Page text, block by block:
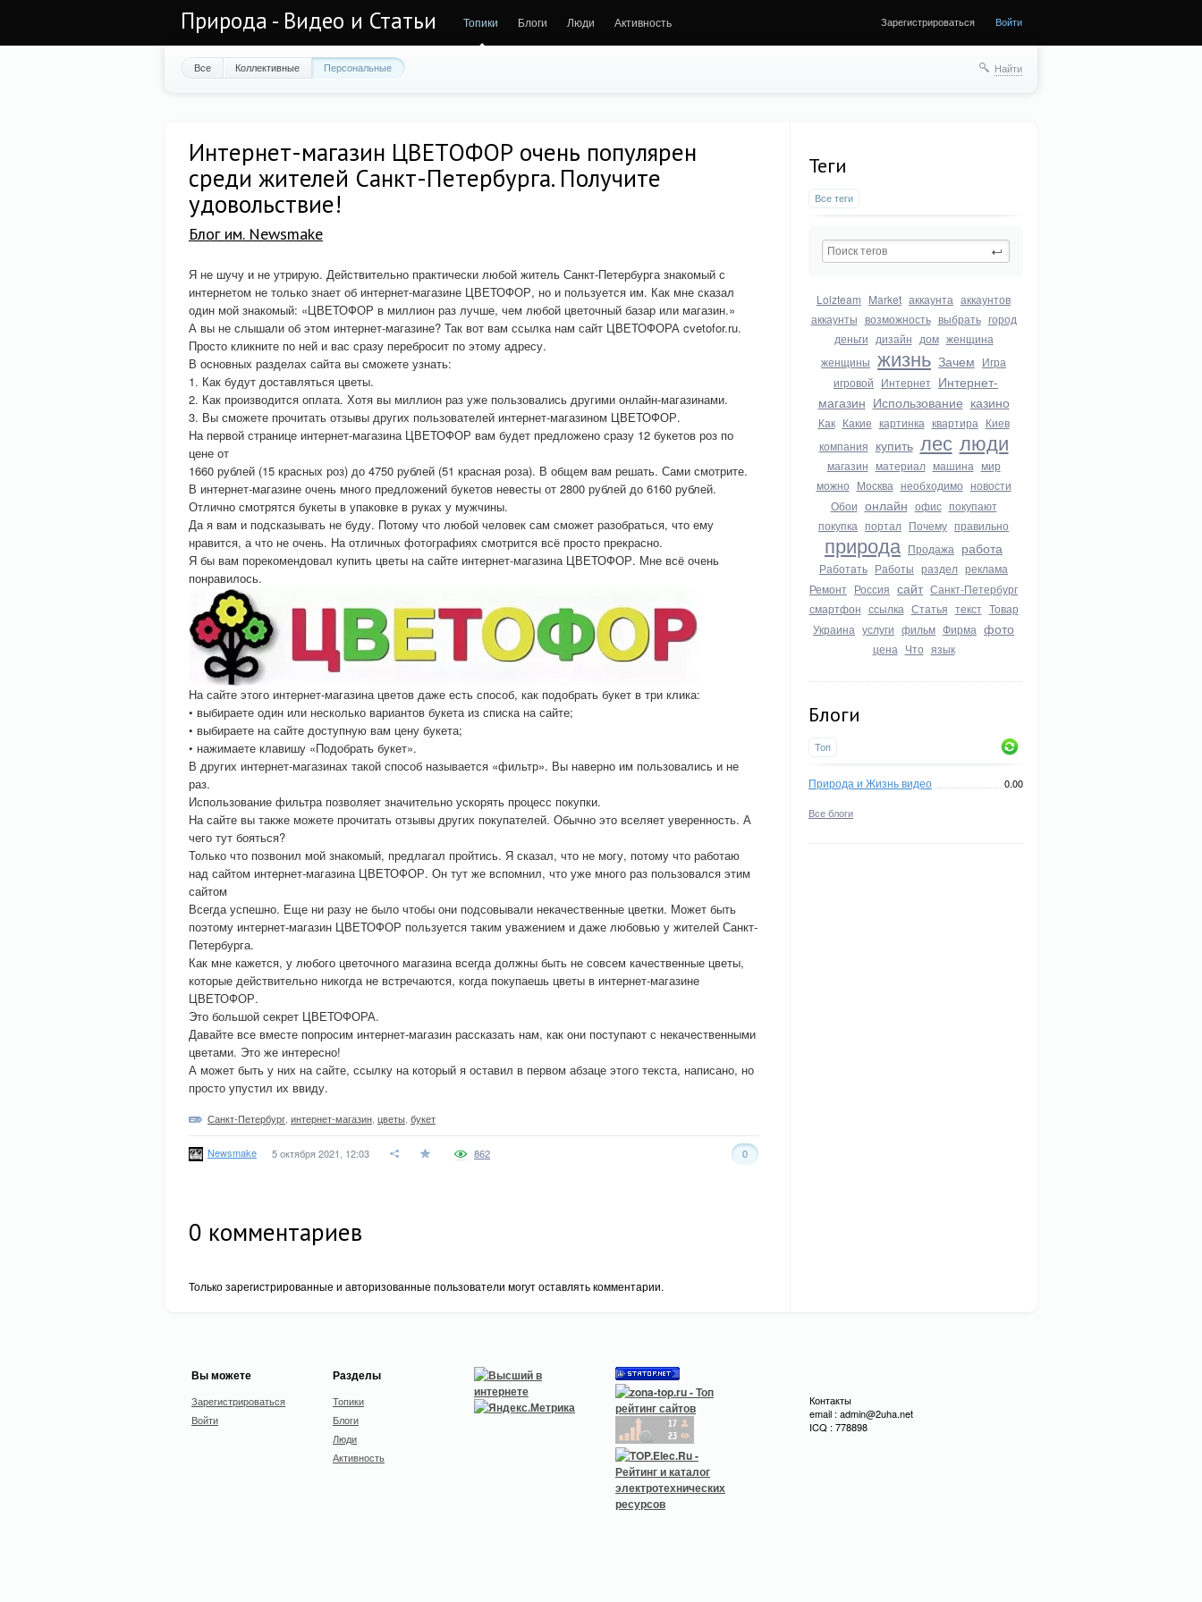
Природа - Видео и Статьи Топики Блоги Люди Активность Зарегистрироваться Войти
Все Коллективные Персональные Найти
Теги
Все теги
Lolzteam Market аккаунта аккаунтов
аккаунты возможность выбрать город
деньги дизайн дом женщина
женщины жизнь Зачем Игра
игровой Интернет Интернет-
магазин Использование казино
Как Какие картинка квартира Киев
компания купить лес люди
магазин материал машина мир
можно Москва необходимо новости
Обои онлайн офис покупают
покупка портал Почему правильно
природа Продажа работа
Работать Работы раздел реклама
Ремонт Россия сайт Санкт-Петербург
смартфон ссылка Статья текст Товар
Украина услуги фильм Фирма фото
цена Что язык
Блоги
Топ
Природа и Жизнь видео 0.00
Все блоги
Интернет-магазин ЦВЕТОФОР очень популярен
среди жителей Санкт-Петербурга. Получите
удовольствие!
Блог им. Newsmake
Я не шучу и не утрирую. Действительно практически любой житель Санкт-Петербурга знакомый с
интернетом не только знает об интернет-магазине ЦВЕТОФОР, но и пользуется им. Как мне сказал
один мой знакомый: «ЦВЕТОФОР в миллион раз лучше, чем любой цветочный базар или магазин.»
А вы не слышали об этом интернет-магазине? Так вот вам ссылка нам сайт ЦВЕТОФОРА cvetofor.ru.
Просто кликните по ней и вас сразу перебросит по этому адресу.
В основных разделах сайта вы сможете узнать:
1. Как будут доставляться цветы.
2. Как производится оплата. Хотя вы миллион раз уже пользовались другими онлайн-магазинами.
3. Вы сможете прочитать отзывы других пользователей интернет-магазином ЦВЕТОФОР.
На первой странице интернет-магазина ЦВЕТОФОР вам будет предложено сразу 12 букетов роз по
цене от
1660 рублей (15 красных роз) до 4750 рублей (51 красная роза). В общем вам решать. Сами смотрите.
В интернет-магазине очень много предложений букетов невесты от 2800 рублей до 6160 рублей.
Отлично смотрятся букеты в упаковке в руках у мужчины.
Да я вам и подсказывать не буду. Потому что любой человек сам сможет разобраться, что ему
нравится, а что не очень. На отличных фотографиях смотрится всё просто прекрасно.
Я бы вам порекомендовал купить цветы на сайте интернет-магазина ЦВЕТОФОР. Мне всё очень
понравилось.
На сайте этого интернет-магазина цветов даже есть способ, как подобрать букет в три клика:
• выбираете один или несколько вариантов букета из списка на сайте;
• выбираете на сайте доступную вам цену букета;
• нажимаете клавишу «Подобрать букет».
В других интернет-магазинах такой способ называется «фильтр». Вы наверно им пользовались и не
раз.
Использование фильтра позволяет значительно ускорять процесс покупки.
На сайте вы также можете прочитать отзывы других покупателей. Обычно это вселяет уверенность. А
чего тут бояться?
Только что позвонил мой знакомый, предлагал пройтись. Я сказал, что не могу, потому что работаю
над сайтом интернет-магазина ЦВЕТОФОР. Он тут же вспомнил, что уже много раз пользовался этим
сайтом
Всегда успешно. Еще ни разу не было чтобы они подсовывали некачественные цветки. Может быть
поэтому интернет-магазин ЦВЕТОФОР пользуется таким уважением и даже любовью у жителей Санкт-
Петербурга.
Как мне кажется, у любого цветочного магазина всегда должны быть не совсем качественные цветы,
которые действительно никогда не встречаются, когда покупаешь цветы в интернет-магазине
ЦВЕТОФОР.
Это большой секрет ЦВЕТОФОРА.
Давайте все вместе попросим интернет-магазин рассказать нам, как они поступают с некачественными
цветами. Это же интересно!
А может быть у них на сайте, ссылку на который я оставил в первом абзаце этого текста, написано, но
просто упустил их ввиду.
Санкт-Петербург интернет-магазин цветы букет
Newsmake 5 октября 2021, 12:03 0
862
0 комментариев
Только зарегистрированные и авторизованные пользователи могут оставлять комментарии.
Вы можете
Зарегистрироваться
Войти
Разделы
Топики
Блоги
Люди
Активность
Контакты
email : admin@2uha.net
ICQ : 778898